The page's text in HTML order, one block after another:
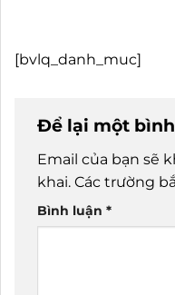
[bvlq_danh_muc]
Để lại một
Email của bạn sẽ
khai. Các trường
Bình luận *